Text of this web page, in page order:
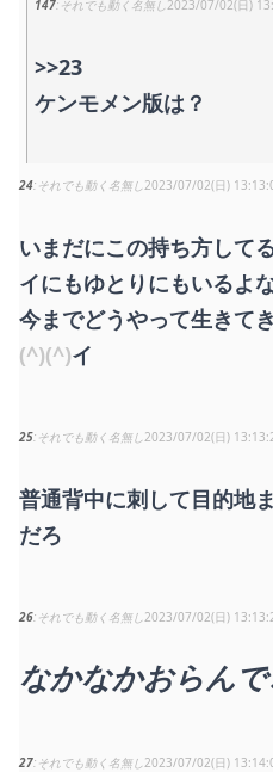
147 それでも動く名無し 2023/07/02(日)
>>23
ケンモメン版は？
24 それでも動く名無し 2023/07/02(日)
いまだにこの持ち方して
イにもゆとりにもいるよ
今までどうやって生きて
(^)(^)イ
25 それでも動く名無し 2023/07/02(日)
普通背中に刺して目的地
だろ
26 それでも動く名無し 2023/07/02(日)
なかなかおらん
27 それでも動く名無し 2023/07/02(日)